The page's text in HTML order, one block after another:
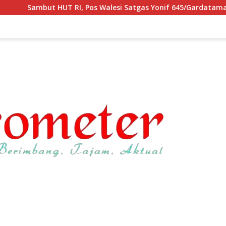
Pos Walesi Satgas Yonif 645/Gardatama Yudha Bersama